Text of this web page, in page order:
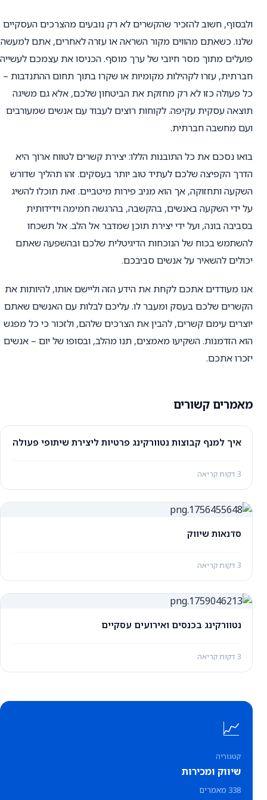
ולבסוף, חשוב להזכיר שהקשרים לא רק נובעים מהצרכים העסקיים
שלנו. כשאתם מהווים מקור השראה או עזרה לאחרים, אתם למעשה
פועלים מתוך מסר חיובי של ערך מוסף. הכניסו את עצמכם לעשייה
חברתית, עזרו לקהילות מקומיות או שקרו בתוך תחום ההתנדבות –
כל פעולה כזו לא רק מחזקת את הביטחון שלכם, אלא גם משיגה
תוצאה עסקית עקיפה. לקוחות רוצים לעבוד עם אנשים שמעורבים
ועם מחשבה חברתית.
בואו נסכם את כל התובנות הללו: יצירת קשרים לטווח ארוך היא
הדרך הקפיצה שלכם לעתיד טוב יותר בעסקים. זהו תהליך שדורש
השקעה ותחזוקה, אך הוא מניב פירות מיטביים. זאת תוכלו להשיג
על ידי השקעה באנשים, בהקשבה, בהרגשה חמימה וידידותית
בסביבה בונה, ועל ידי יצירת תוכן שמדבר אל הלב. אל תשכחו
להשתמש בכוח של הנוכחות הדיגיטלית שלכם ובהשפעה שאתם
יכולים להשאיר על אנשים סביבכם.
אנו מעודדים אתכם לקחת את הידע הזה וליישם אותו, להיותות את
הקשרים שלכם בעסק ומעבר לו. עליכם לבלות עם האנשים שאתם
יוצרים עימם קשרים, להבין את הצרכים שלהם, ולזכור כי כל מפגש
הוא הזדמנות. השקיעו מאמצים, תנו מהלב, ובסופו של יום – אנשים
יזכרו אתכם.
מאמרים קשורים
איך למנף קבוצות נטוורקינג פרטיות ליצירת שיתופי פעולה
3 דקות קריאה
סדנאות שיווק
3 דקות קריאה
נטוורקינג בכנסים ואירועים עסקיים
3 דקות קריאה
📈
קטגוריה
שיווק ומכירות
338 מאמרים